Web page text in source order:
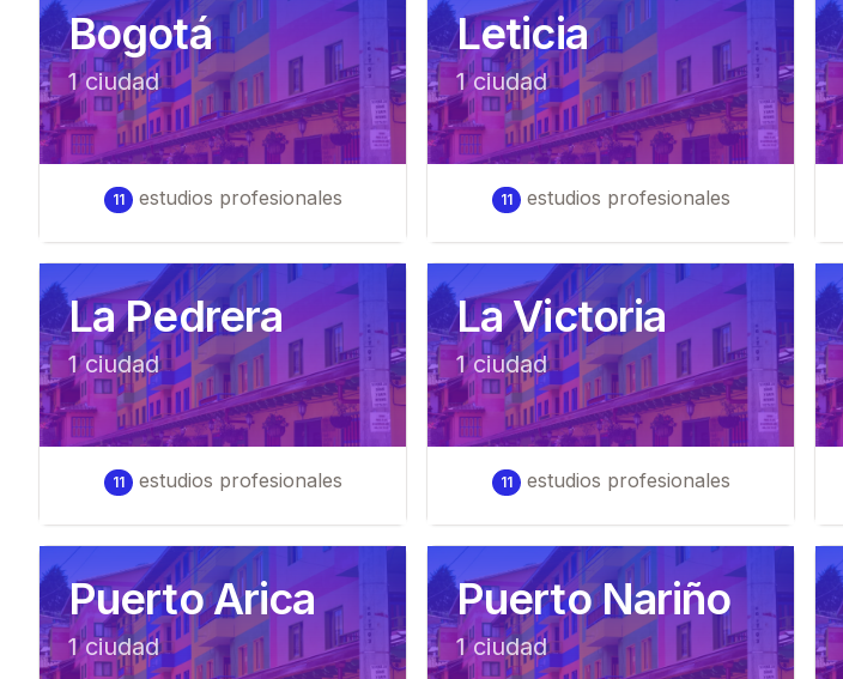
Bogotá
1ciudad
11 estudios profesionales
Leticia
1ciudad
11 estudios profesionales
La Pedrera
1ciudad
11 estudios profesionales
La Victoria
1ciudad
11 estudios profesionales
Puerto Arica
1ciudad
Puerto Nariño
1ciudad